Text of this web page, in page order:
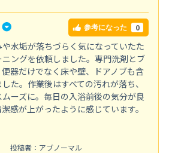
参考になった 0
水垢が落ちづらく気になっていたた
ングを依頼しました。専門洗剤とブ
器だけでなく床や壁、ドアノブも含
た。作業後はすべての汚れが落ち、
ーズに。毎日の入浴前後の気分が良
感が上がったように感じています。
投稿者：アブノーマル